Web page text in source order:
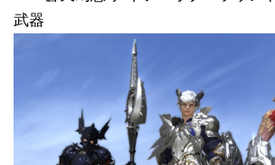
武器